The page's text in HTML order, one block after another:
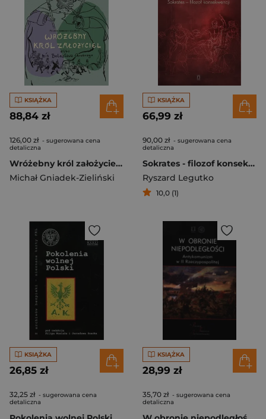
KSIĄŻKA
88,84 zł
126,00 zł - sugerowana cena
detaliczna
Wróżebny król założyciel albo mit Bolesława...
Michał Gniadek-Zieliński
KSIĄŻKA
66,99 zł
90,00 zł - sugerowana cena
detaliczna
Sokrates - filozof konsekwencji
Ryszard Legutko
10,0 (1)
KSIĄŻKA
26,85 zł
32,25 zł - sugerowana cena
detaliczna
KSIĄŻKA
28,99 zł
35,70 zł - sugerowana cena
detaliczna